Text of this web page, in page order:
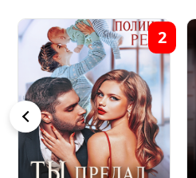
2